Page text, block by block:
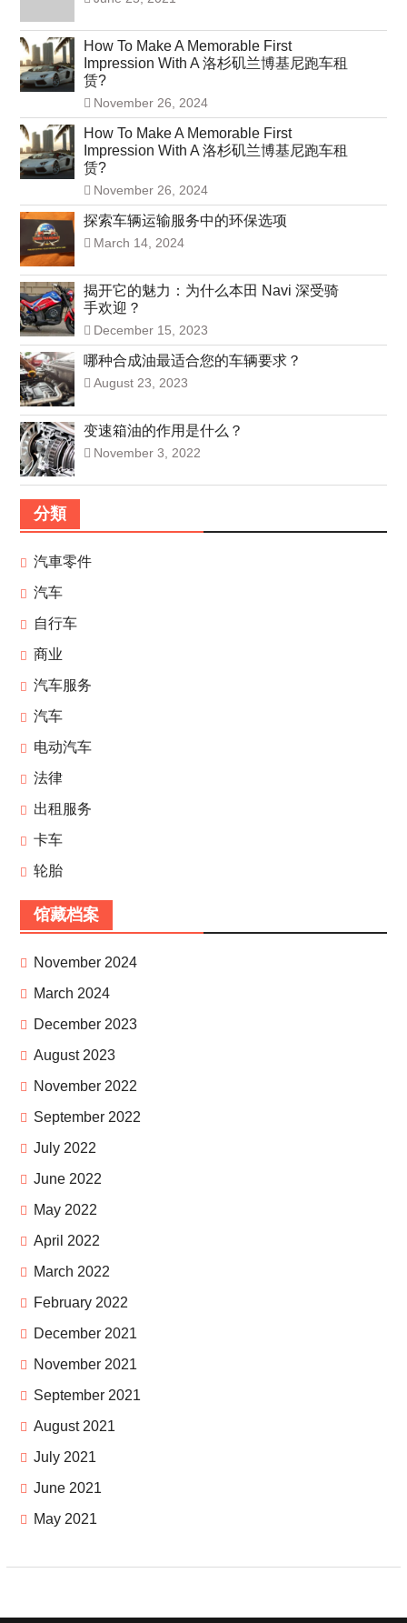
How To Make A Memorable First
Impression With A 洛杉矶兰博基尼跑车租
赁?
November 26, 2024
How To Make A Memorable First
Impression With A 洛杉矶兰博基尼跑车租
赁?
November 26, 2024
探索车辆运输服务中的环保选项
March 14, 2024
揭开它的魅力：为什么本田 Navi 深受骑
手欢迎？
December 15, 2023
哪种合成油最适合您的车辆要求？
August 23, 2023
变速箱油的作用是什么？
November 3, 2022
分類
汽車零件
汽车
自行车
商业
汽车服务
汽车
电动汽车
法律
出租服务
卡车
轮胎
馆藏档案
November 2024
March 2024
December 2023
August 2023
November 2022
September 2022
July 2022
June 2022
May 2022
April 2022
March 2022
February 2022
December 2021
November 2021
September 2021
August 2021
July 2021
June 2021
May 2021